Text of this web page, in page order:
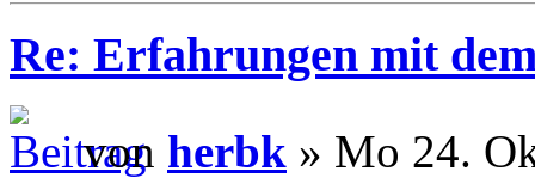
Re: Erfahrungen mit
von herbk » Mo 24.